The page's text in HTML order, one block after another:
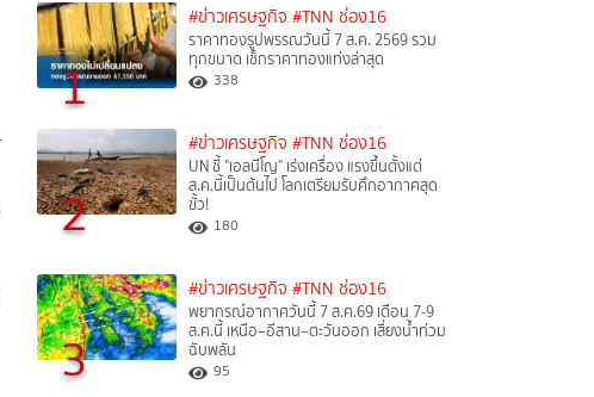
1
#ข่าวเศรษฐกิจ #TNN ช่อง16
ราคาทองรูปพรรณวันนี้ 7 ส.ค. 2569 รวม
ทุกขนาด เช็กราคาทองแท่งล่าสุด
338
2
#ข่าวเศรษฐกิจ #TNN ช่อง16
UN ชี้ "เอลนีโญ" เร่งเครื่อง แรงขึ้นตั้งแต่
ส.ค.นี้เป็นต้นไป โลกเตรียมรับศึกอากาศสุด
ขั้ว!
180
3
#ข่าวเศรษฐกิจ #TNN ช่อง16
พยากรณ์อากาศวันนี้ 7 ส.ค.69 เตือน 7-9
ส.ค.นี้ เหนือ–อีสาน–ตะวันออก เสี่ยงน้ำท่วม
ฉับพลัน
95